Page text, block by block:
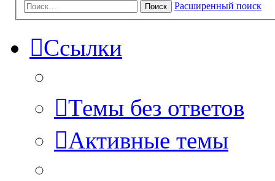
Поиск Расширенный поиск
Ссылки
Темы без ответов
Активные темы